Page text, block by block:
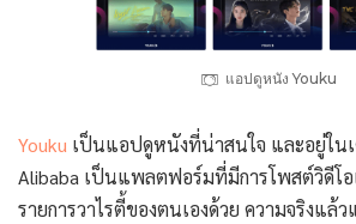
แอปดูหนัง Youku
Youku เป็นแอปดูหนังที่น่าสนใจ และอยู่ใน
Alibaba เป็นแพลตฟอร์มที่มีการโพสต์วิดีโ
รายการวาไรตี้ของตนเองด้วย ความจริงแล้